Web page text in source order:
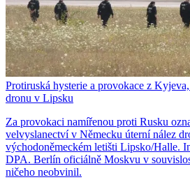
Protiruská hysterie a provokace z
dronu v Lipsku
Za provokaci namířenou proti Rusku
velvyslanectví v Německu úterní nález
východoněmeckém letišti Lipsko/Halle.
DPA. Berlín oficiálně Moskvu v
ničeho neobvinil.